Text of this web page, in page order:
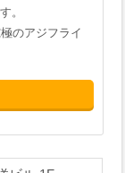
。
のアジフライ